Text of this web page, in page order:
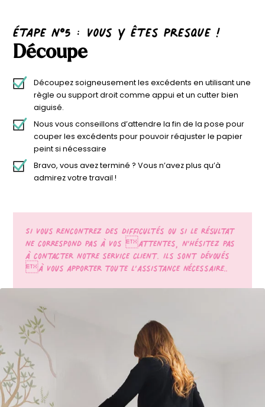
étape n°5 : Vous y êtes presque !
Découpe
Découpez soigneusement les excédents en utilisant une
règle ou support droit comme appui et un cutter bien
aiguisé.
Nous vous conseillons d’attendre la fin de la pose pour
couper les excédents pour pouvoir réajuster le papier
peint si nécessaire
Bravo, vous avez terminé ? Vous n’avez plus qu’à
admirez votre travail !
Si vous rencontrez des difficultés ou si le résultat
ne correspond pas à vos attentes, n’hésitez pas
à contacter notre service client. Ils sont dévoués
à vous apporter toute l’assistance nécessaire..